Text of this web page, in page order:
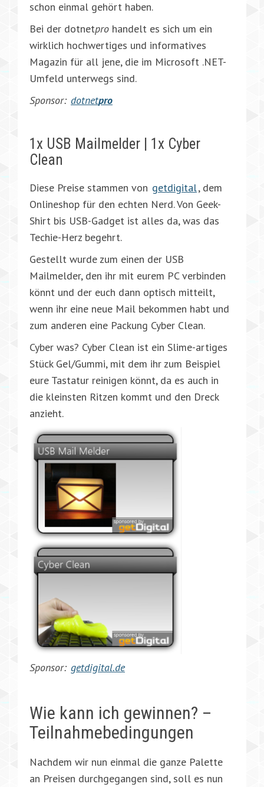
schon einmal gehört haben.
Bei der dotnetpro handelt es sich um ein
wirklich hochwertiges und informatives
Magazin für all jene, die im Microsoft .NET-
Umfeld unterwegs sind.
Sponsor: dotnetpro
1x USB Mailmelder | 1x Cyber
Clean
Diese Preise stammen von getdigital, dem
Onlineshop für den echten Nerd. Von Geek-
Shirt bis USB-Gadget ist alles da, was das
Techie-Herz begehrt.
Gestellt wurde zum einen der USB
Mailmelder, den ihr mit eurem PC verbinden
könnt und der euch dann optisch mitteilt,
wenn ihr eine neue Mail bekommen habt und
zum anderen eine Packung Cyber Clean.
Cyber was? Cyber Clean ist ein Slime-artiges
Stück Gel/Gummi, mit dem ihr zum Beispiel
eure Tastatur reinigen könnt, da es auch in
die kleinsten Ritzen kommt und den Dreck
anzieht.
Sponsor: getdigital.de
Wie kann ich gewinnen? –
Teilnahmebedingungen
Nachdem wir nun einmal die ganze Palette
an Preisen durchgegangen sind, soll es nun